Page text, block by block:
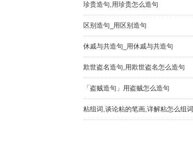
珍贵造句,用珍贵怎么造句
区别造句_用区别造句
休戚与共造句_用休戚与共造句
欺世盗名造句,用欺世盗名怎么造句
「盗贼造句」用盗贼怎么造句
粘组词,谈论粘的笔画,详解粘怎么组词